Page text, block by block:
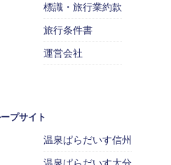
標識・旅行業約款
旅行条件書
運営会社
プサイト
温泉ぱらだいす信州
温泉ぱらだいす大分